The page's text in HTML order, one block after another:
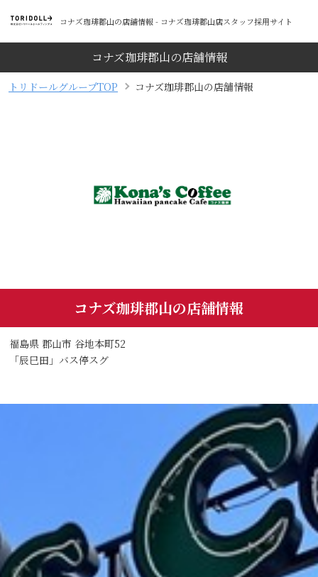
コナズ珈琲郡山の店舗情報 - コナズ珈琲郡山店スタッフ採用サイト
コナズ珈琲郡山の店舗情報
トリドールグループTOP コナズ珈琲郡山の店舗情報
コナズ珈琲郡山の店舗情報
福島県 郡山市 谷地本町52
「辰巳田」バス停スグ